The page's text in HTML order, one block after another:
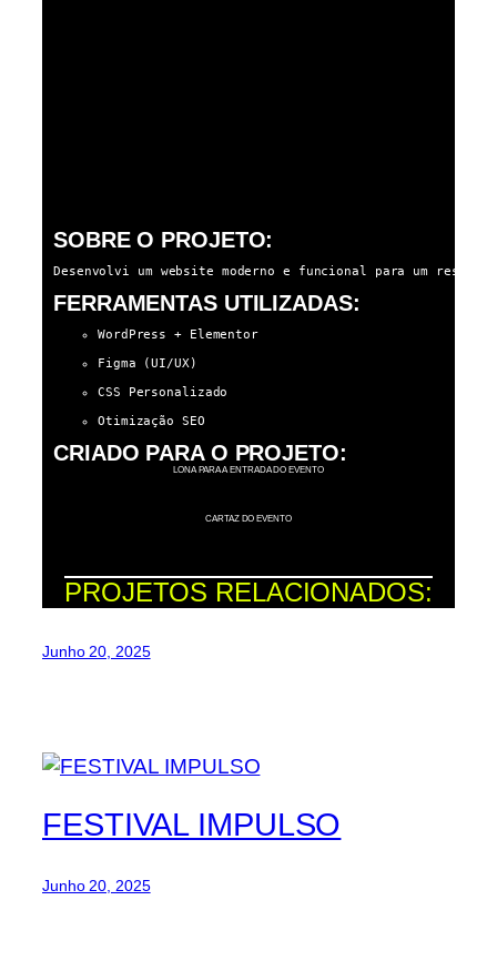
SOBRE O PROJETO:
Desenvolvi um website moderno e funcional para um
FERRAMENTAS UTILIZADAS:
WordPress + Elementor
Figma (UI/UX)
CSS Personalizado
Otimização SEO
CRIADO PARA O PROJETO:
LONA PARA A ENTRADA DO EVENTO
CARTAZ DO EVENTO
PROJETOS RELACIONADOS:
Junho 20, 2025
FESTIVAL IMPULSO
Junho 20, 2025